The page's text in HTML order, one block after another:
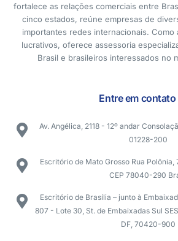
fortalece as relações comerciais entre
cinco estados, reúne empresas de
importantes redes internacionais. Como
lucrativos, oferece assessoria
Brasil e brasileiros interessados no
Entre em contato
Av. Angélica, 2118 - 12º andar
01228-200
Escritório de Mato Grosso Rua Polônia,
CEP 78040-290
Escritório de Brasília – junto à
807 - Lote 30, St. de Embaixadas Sul
DF, 70420-900